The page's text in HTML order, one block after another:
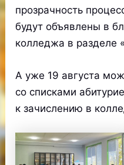
прозрачность
будут объявлены в
колледжа в разделе
А уже 19 августа
со списками
к зачислению в